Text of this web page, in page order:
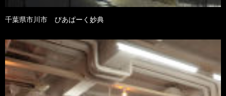
千葉県市川市 ぴあぱーく妙典